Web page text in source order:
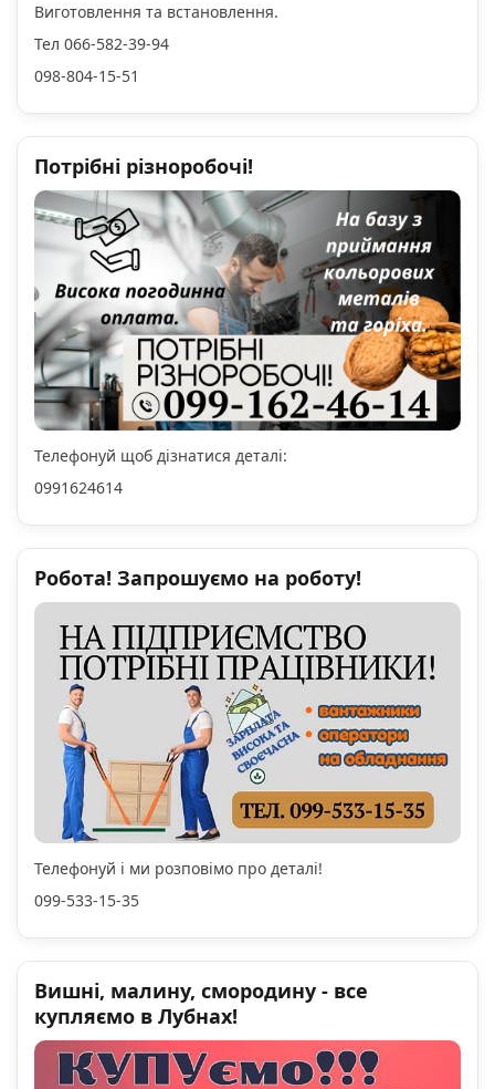
Виготовлення та встановлення.
Тел 066-582-39-94
098-804-15-51
Потрібні різноробочі!
Телефонуй щоб дізнатися деталі:
0991624614
Робота! Запрошуємо на роботу!
Телефонуй і ми розповімо про деталі!
099-533-15-35
Вишні, малину, смородину - все
купляємо в Лубнах!